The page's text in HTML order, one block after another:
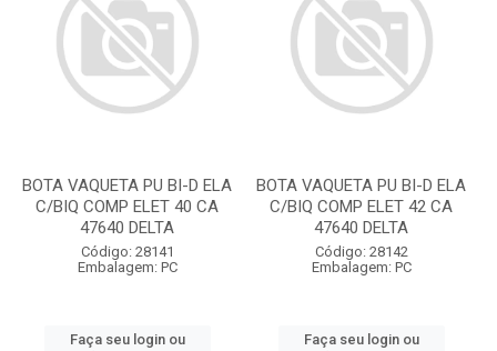
BOTA VAQUETA PU BI-D ELA
C/BIQ COMP ELET 40 CA
47640 DELTA
Código: 28141
Embalagem: PC
Faça seu login ou
BOTA VAQUETA PU BI-D ELA
C/BIQ COMP ELET 42 CA
47640 DELTA
Código: 28142
Embalagem: PC
Faça seu login ou